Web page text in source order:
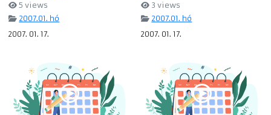
5 views
2007.01. hó
2007. 01. 17.
3 views
2007.01. hó
2007. 01. 17.